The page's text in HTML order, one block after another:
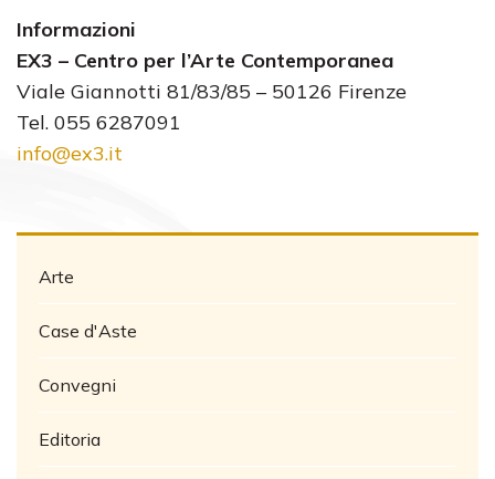
Informazioni
EX3 – Centro per l’Arte Contemporanea
Viale Giannotti 81/83/85 – 50126 Firenze
Tel. 055 6287091
info@ex3.it
Arte
Case d'Aste
Convegni
Editoria